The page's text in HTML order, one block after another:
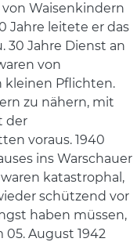
Waisenkindern
Jahre leitete er das
30 Jahre Dienst an
von
kleinen Pflichten.
zu nähern, mit
der
voraus. 1940
ins Warschauer
katastrophal,
schützend vor
haben müssen,
05. August 1942